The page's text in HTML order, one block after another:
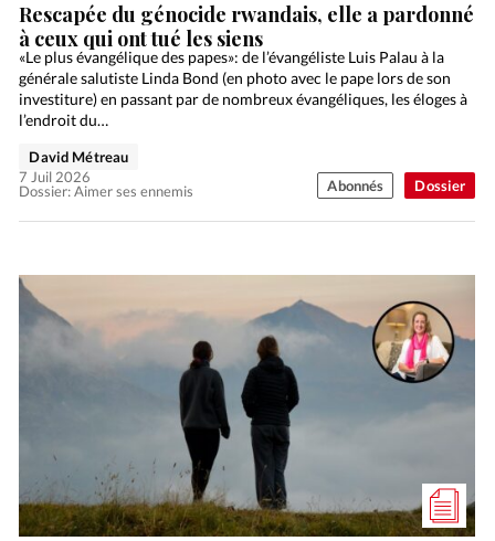
Dossier
Rescapée du génocide rwandais, elle a pardonné
à ceux qui ont tué les siens
«Le plus évangélique des papes»: de l’évangéliste Luis Palau à la
générale salutiste Linda Bond (en photo avec le pape lors de son
investiture) en passant par de nombreux évangéliques, les éloges à
l’endroit du…
Dossier: Aimer ses ennemis
David Métreau
7 Juil 2026
Abonnés